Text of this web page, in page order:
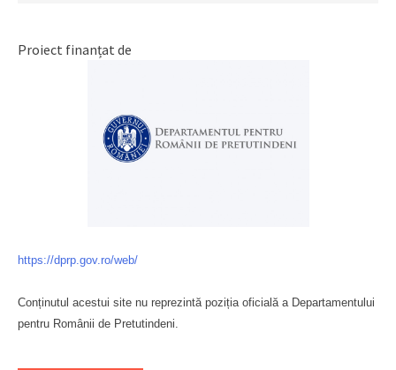
Proiect finanțat de
https://dprp.gov.ro/web/
Conținutul acestui site nu reprezintă poziția oficială a Departamentului
pentru Românii de Pretutindeni.